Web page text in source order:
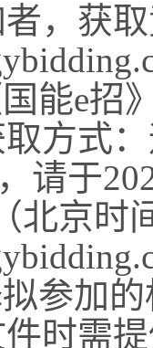
，获
国能e招
方式
请于
（北京时
参加
时需